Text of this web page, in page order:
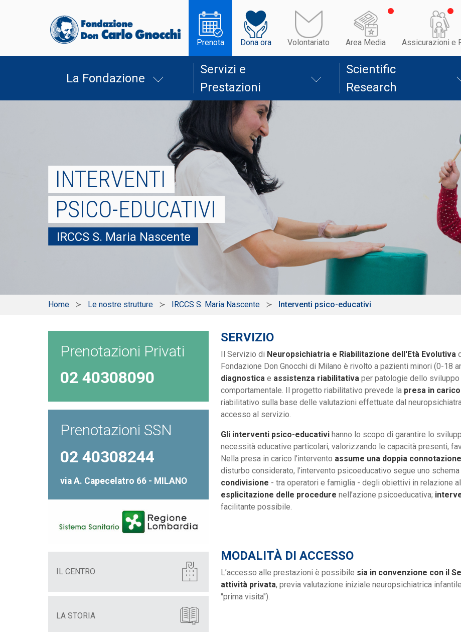
Prenota Dona ora Volontariato Area Media Assicurazioni e
La Fondazione
Servizi e
Prestazioni
Scientific
Research
INTERVENTI
PSICO-EDUCATIVI
IRCCS S. Maria Nascente
Home Le nostre strutture IRCCS S. Maria Nascente Interventi psico-educativi
Prenotazioni Privati
02 40308090
Prenotazioni SSN
02 40308244
via A. Capecelatro 66 - MILANO
IL CENTRO
LA STORIA
SERVIZIO
Il Servizio di Neuropsichiatria e Riabilitazione dell'Età Evolutiva
Fondazione Don Gnocchi di Milano è rivolto a pazienti minori (0-18
diagnostica e assistenza riabilitativa per patologie dello
comportamentale. Il progetto riabilitativo prevede la presa in
riabilitativo sulla base delle valutazioni effettuate dal
accesso al servizio.
Gli interventi psico-educativi hanno lo scopo di garantire lo
necessità educative particolari, valorizzando le capacità presenti,
Nella presa in carico l’intervento assume una doppia
disturbo considerato, l’intervento psicoeducativo segue uno
condivisione - tra operatori e famiglia - degli obiettivi in relazione
esplicitazione delle procedure nell’azione psicoeducativa;
facilitante possibile.
MODALITÀ DI ACCESSO
L’accesso alle prestazioni è possibile sia in convenzione con il
attività privata, previa valutazione iniziale neuropsichiatrica
"prima visita").